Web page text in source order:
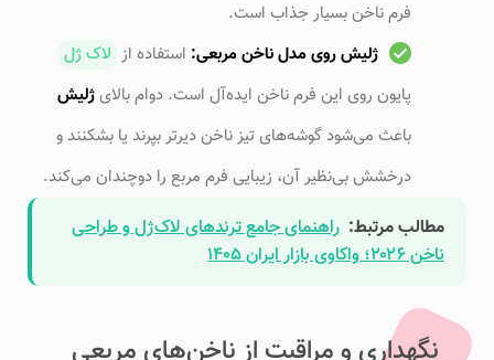
فرم ناخن بسیار جذاب است.
ژلیش روی مدل ناخن مربعی: استفاده از لاک ژل
پایون روی این فرم ناخن ایده‌آل است. دوام بالایژلیش
باعث می‌شود گوشه‌های تیز ناخن دیرتر بپرند یا بشکنند و
درخشش بی‌نظیر آن، زیبایی فرم مربع را دوچندان می‌کند.
مطالب مرتبط: راهنمای جامع ترندهای لاک‌ژل و طراحی
ناخن ۲۰۲۶؛ واکاوی بازار ایران ۱۴۰۵
نگهداری و مراقبت از ناخن‌های مربعی